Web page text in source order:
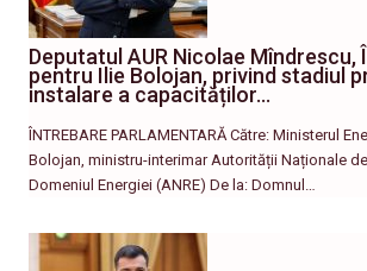
Deputatul AUR Nicolae Mîndrescu,
pentru Ilie Bolojan, privind stadiul
instalare a capacităților…
ÎNTREBARE PARLAMENTARĂ Către: Ministerul
Bolojan, ministru-interimar Autorității Naționale
Domeniul Energiei (ANRE) De la: Domnul…